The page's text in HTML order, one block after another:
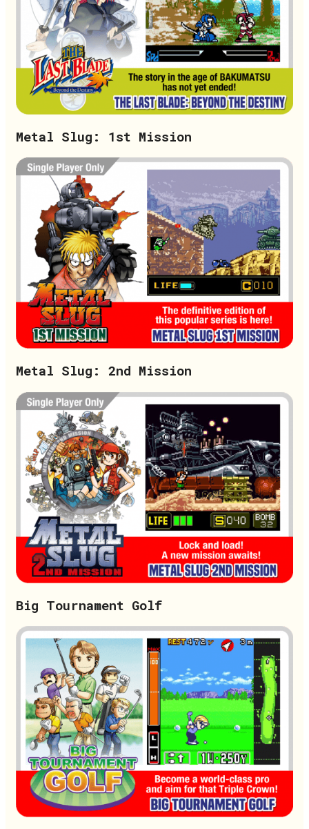
Metal Slug: 1st Mission
Metal Slug: 2nd Mission
Big Tournament Golf